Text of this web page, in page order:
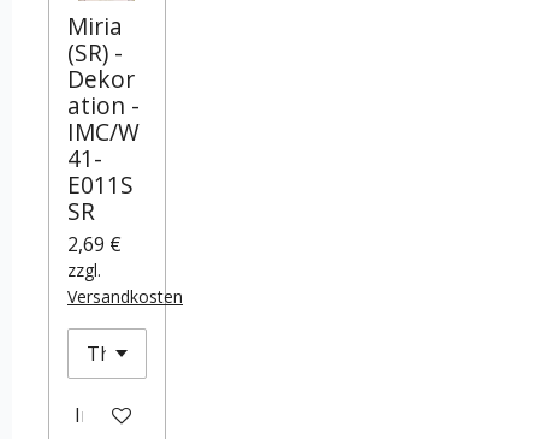
Miria
(SR) -
Dekor
ation -
IMC/W
41-
E011S
SR
2,69 €
zzgl.
Versandkosten
In den Warenkorb